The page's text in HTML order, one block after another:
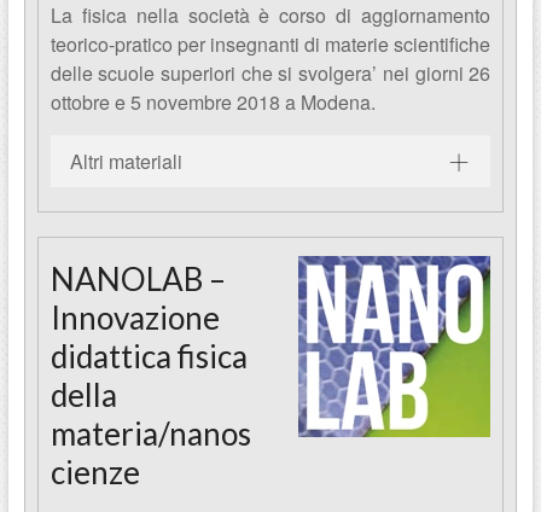
La fisica nella società è corso di aggiornamento
teorico-pratico per insegnanti di materie scientifiche
delle scuole superiori che si svolgera’ nei giorni 26
ottobre e 5 novembre 2018 a Modena.
Altri materiali
NANOLAB –
Innovazione
didattica fisica
della
materia/nanos
cienze